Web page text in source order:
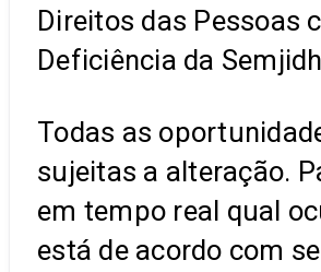
Direitos das Pessoas
Deficiência da
Todas as
sujeitas a alteração.
em tempo real qual
está de acordo com